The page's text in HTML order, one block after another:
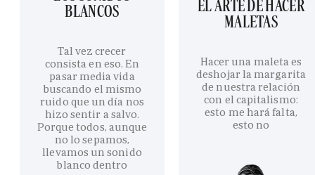
BLANCOS
Tal vez crecer
consista en eso. En
pasar media vida
buscando el mismo
ruido que un día nos
hizo sentir a salvo.
Porque todos, aunque
no lo sepamos,
llevamos un sonido
blanco dentro
EL ARTE DE HACER
MALETAS
Hacer una maleta es
deshojar la margarita
de nuestra relación
con el capitalismo:
esto me hará falta,
esto no